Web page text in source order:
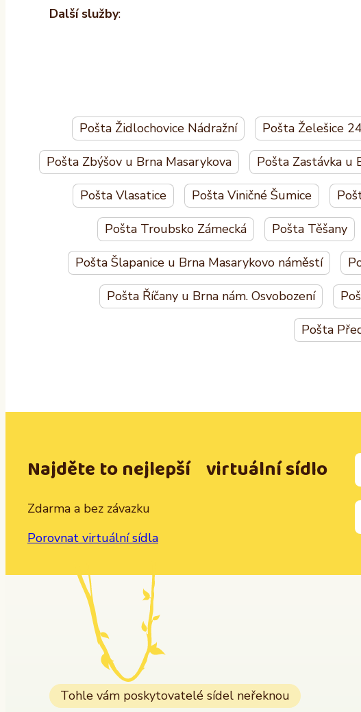
Další služby:
Pošta Židlochovice Nádražní Pošta Želešice
Pošta Zbýšov u Brna Masarykova Pošta Zastávka u
Pošta Vlasatice Pošta Viničné Šumice
Pošta Troubsko Zámecká Pošta Těšany
Pošta Šlapanice u Brna Masarykovo náměstí
Pošta Říčany u Brna nám. Osvobození
Pošta
Najděte to nejlepší virtuální sídlo
Zdarma a bez závazku
Porovnat virtuální sídla
Tohle vám poskytovatelé sídel neřeknou